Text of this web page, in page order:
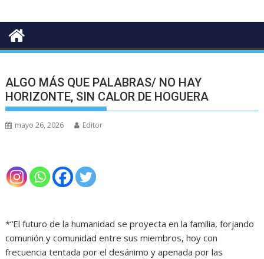
ALGO MÁS QUE PALABRAS/ NO HAY
HORIZONTE, SIN CALOR DE HOGUERA
mayo 26, 2026 Editor
*“El futuro de la humanidad se proyecta en la familia, forjando
comunión y comunidad entre sus miembros, hoy con
frecuencia tentada por el desánimo y apenada por las